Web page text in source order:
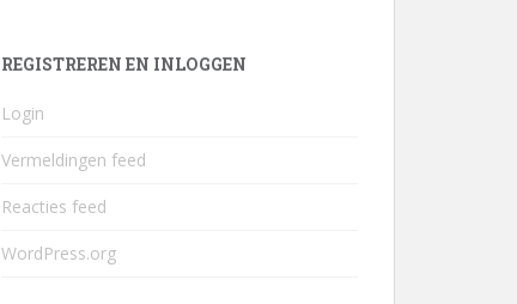
REGISTREREN EN INLOGGEN
Login
Vermeldingen feed
Reacties feed
WordPress.org